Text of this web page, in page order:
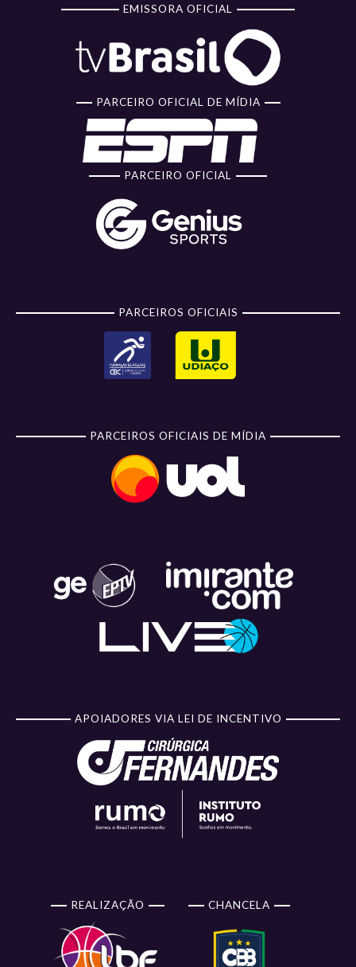
EMISSORA OFICIAL
PARCEIRO OFICIAL DE MÍDIA
PARCEIRO OFICIAL
PARCEIROS OFICIAIS
PARCEIROS OFICIAIS DE MÍDIA
APOIADORES VIA LEI DE INCENTIVO
REALIZAÇÃO CHANCELA